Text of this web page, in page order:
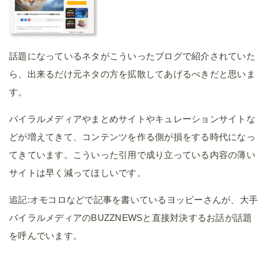
話題になっているネタがこういったブログで紹介されていた
ら、出来るだけ元ネタの方を拡散してあげるべきだと思いま
す。
バイラルメディアやまとめサイトやキュレーションサイトな
どが増えてきて、コンテンツを作る側が損をする時代になっ
てきています。こういった引用で成り立っている内容の薄い
サイトは早く減ってほしいです。
追記:オモコロなどで記事を書いているヨッピーさんが、大手
バイラルメディアのBUZZNEWSと直接対決するお話が話題
を呼んでいます。